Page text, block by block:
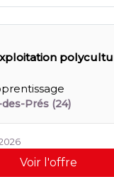
Prés (24)
Voir l'offre